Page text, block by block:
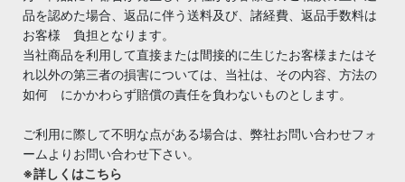
品を認めた場合、返品に伴う送料及び、諸経費、返品手数料は
お客様 負担となります。
当社商品を利用して直接または間接的に生じたお客様またはそ
れ以外の第三者の損害については、当社は、その内容、方法の
如何 にかかわらず賠償の責任を負わないものとします。
ご利用に際して不明な点がある場合は、弊社お問い合わせフォ
ームよりお問い合わせ下さい。
※詳しくはこちら